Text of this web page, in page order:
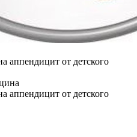
аппендицит от детского
аппендицит от детского